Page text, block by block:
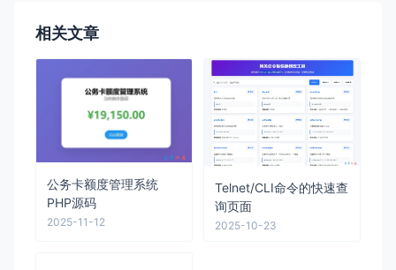
相关文章
公务卡额度管理系统
PHP源码
2025-11-12
Telnet/CLI命令的快速查
询页面
2025-10-23